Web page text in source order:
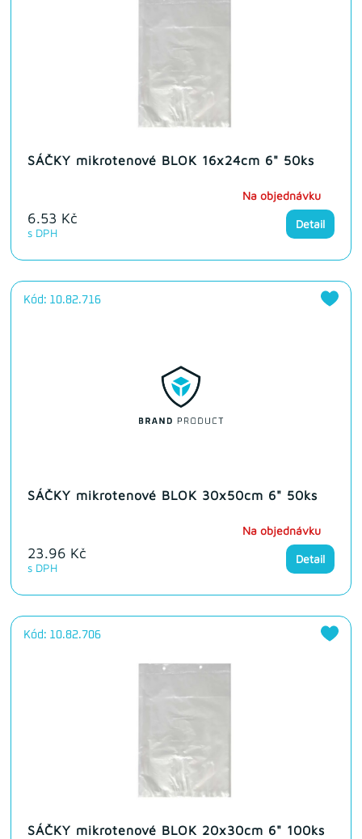
SÁČKY mikrotenové BLOK 16x24cm 6" 50ks
6.53 Kč
s DPH
Na objednávku
Detail
Kód: 10.82.716
SÁČKY mikrotenové BLOK 30x50cm 6" 50ks
23.96 Kč
s DPH
Na objednávku
Detail
Kód: 10.82.706
SÁČKY mikrotenové BLOK 20x30cm 6" 100ks